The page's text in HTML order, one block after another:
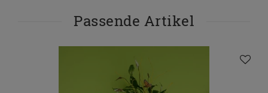
Passende Artikel